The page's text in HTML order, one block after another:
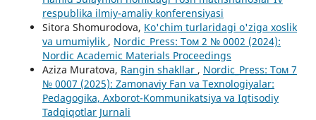
respublika ilmiy-amaliy konferensiyasi
Sitora Shomurodova, Ko'chim turlaridagi o'ziga xoslik
va umumiylik , Nordic_Press: Том 2 № 0002 (2024):
Nordic Academic Materials Proceedings
Aziza Muratova, Rangin shakllar , Nordic_Press: Том 7
№ 0007 (2025): Zamonaviy Fan va Texnologiyalar:
Pedagogika, Axborot-Kommunikatsiya va Iqtisodiy
Tadqiqotlar Jurnali